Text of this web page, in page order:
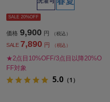
SALE 20%OFF
価格 9,900 円 （税込）
SALE 7,890 円 （税込）
★2点目10%OFF/3点目以降20%O
FF対象
5.0 （1）